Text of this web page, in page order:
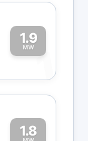
1.9
MW1
1.8